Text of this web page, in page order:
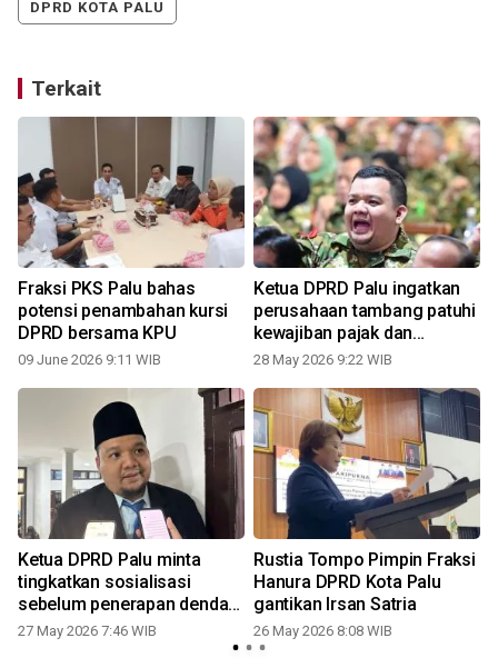
DPRD KOTA PALU
Terkait
Fraksi PKS Palu bahas
potensi penambahan kursi
DPRD bersama KPU
09 June 2026 9:11 WIB
Ketua DPRD Palu ingatkan
perusahaan tambang patuhi
kewajiban pajak dan
lingkungan
28 May 2026 9:22 WIB
Ketua DPRD Palu minta
tingkatkan sosialisasi
sebelum penerapan denda
kebersihan
27 May 2026 7:46 WIB
Rustia Tompo Pimpin Fraksi
Hanura DPRD Kota Palu
gantikan Irsan Satria
26 May 2026 8:08 WIB